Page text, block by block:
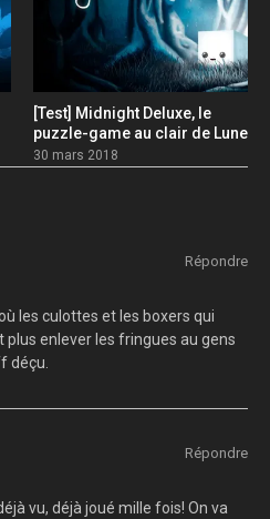
[Test] Midnight Deluxe, le
puzzle-game au clair de Lune
30 mars 2018
Répondre
les culottes et les boxers qui
plus enlever les fringues au gens
déçu.
Répondre
vu, déjà joué mille fois! On va